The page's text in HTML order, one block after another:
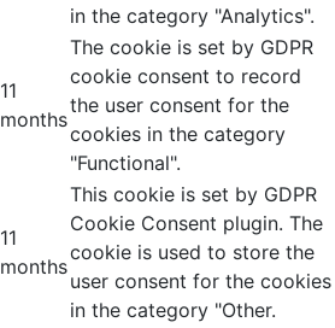
in the category "Analytics".
11
months
The cookie is set by GDPR
cookie consent to record
the user consent for the
cookies in the category
"Functional".
11
months
This cookie is set by GDPR
Cookie Consent plugin. The
cookie is used to store the
user consent for the cookies
in the category "Other.